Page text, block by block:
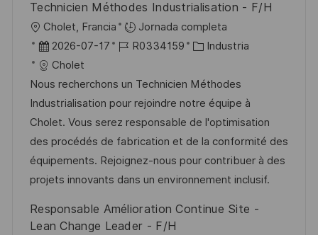
c
a
c
ó
n
Technicien Méthodes Industrialisation - F/H
U
b
c
a
c
i
ó
n
Cholet, Francia
Jornada completa
F
e
c
h
a
d
e
p
b
2026-07-17
I
d
e
e
m
p
l
o
R0334159
C
t
e
g
o
r
í
Industria
Cholet
Nous recherchons un Technicien Méthodes
Industrialisation pour rejoindre notre équipe à
Cholet. Vous serez responsable de l'optimisation
des procédés de fabrication et de la conformité des
équipements. Rejoignez-nous pour contribuer à des
projets innovants dans un environnement inclusif.
Responsable Amélioration Continue Site -
Lean Change Leader - F/H